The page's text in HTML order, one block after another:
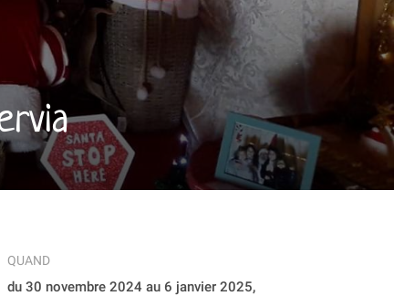
QUAND
du 30 novembre 2024 au 6 janvier 2025,